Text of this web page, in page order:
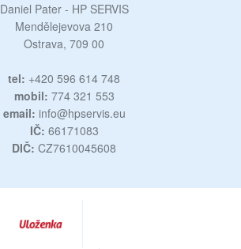
Daniel Pater - HP SERVIS
Mendělejevova 210
Ostrava, 709 00
tel: +420 596 614 748
mobil: 774 321 553
email: info@hpservis.eu
IČ: 66171083
DIČ: CZ7610045608